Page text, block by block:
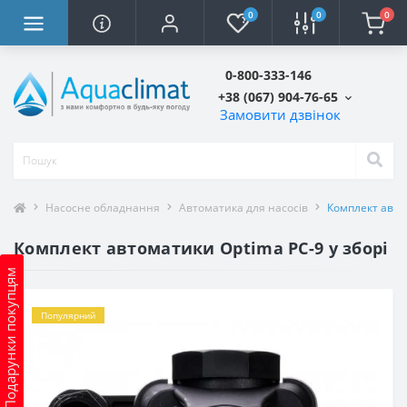
0 0 0
0-800-333-146
+38 (067) 904-76-65
Замовити дзвінок
Подарунки покупцям
Насосне обладнання Автоматика для насосів Комплект
Комплект автоматики Optima PC-9 у зборі
Популярний